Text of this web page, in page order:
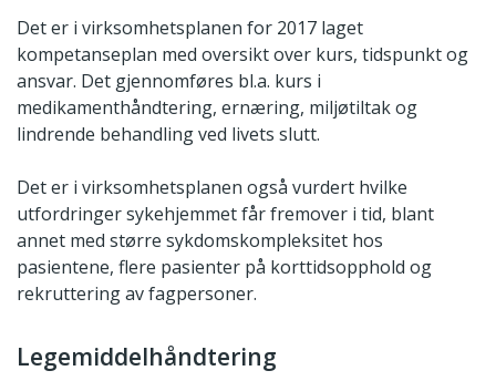
Det er i virksomhetsplanen for 2017 laget
kompetanseplan med oversikt over kurs, tidspunkt og
ansvar. Det gjennomføres bl.a. kurs i
medikamenthåndtering, ernæring, miljøtiltak og
lindrende behandling ved livets slutt.
Det er i virksomhetsplanen også vurdert hvilke
utfordringer sykehjemmet får fremover i tid, blant
annet med større sykdomskompleksitet hos
pasientene, flere pasienter på korttidsopphold og
rekruttering av fagpersoner.
Legemiddelhåndtering